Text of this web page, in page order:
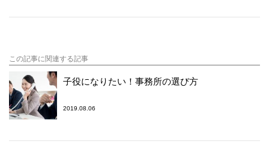
この記事に関連する記事
子役になりたい！事務所の選び方
2019.08.06